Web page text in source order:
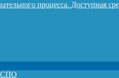
процесса. Доступная
СПО